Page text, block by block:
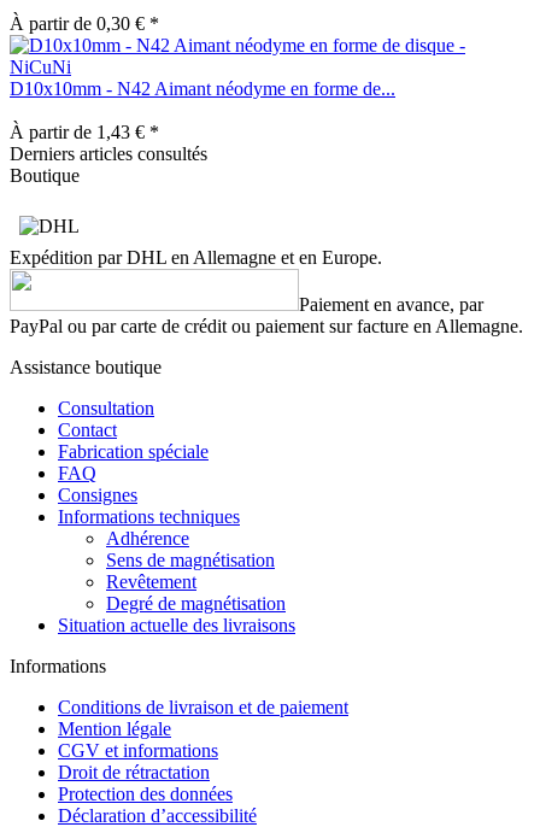
À partir de 0,30 € *
D10x10mm - N42 Aimant néodyme en forme de...
À partir de 1,43 € *
Derniers articles consultés
Boutique
Expédition par DHL en Allemagne et en Europe.
Paiement en avance, par
PayPal ou par carte de crédit ou paiement sur facture en Allemagne.
Assistance boutique
Consultation
Contact
Fabrication spéciale
FAQ
Consignes
Informations techniques
Adhérence
Sens de magnétisation
Revêtement
Degré de magnétisation
Situation actuelle des livraisons
Informations
Conditions de livraison et de paiement
Mention légale
CGV et informations
Droit de rétractation
Protection des données
Déclaration d’accessibilité